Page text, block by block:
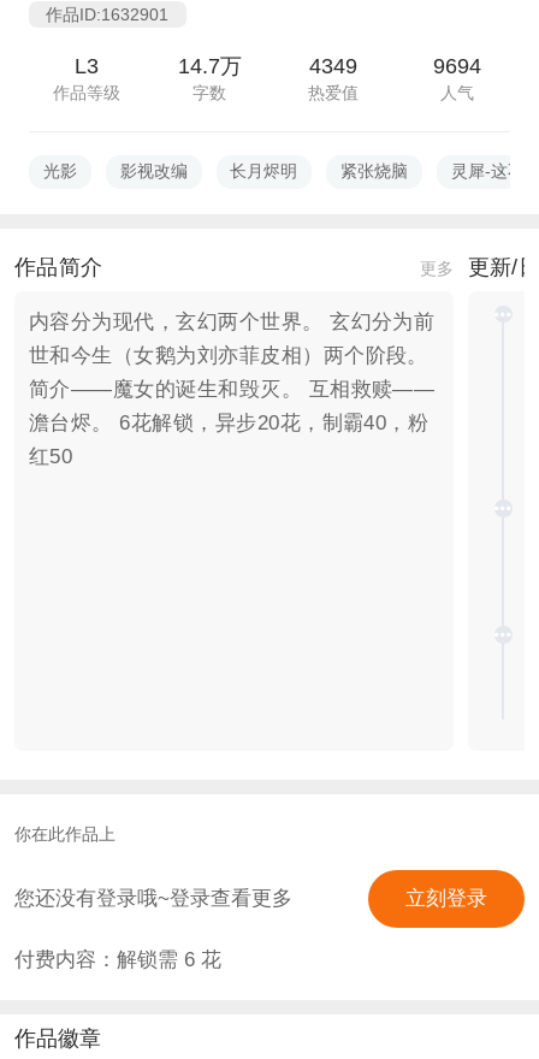
作品ID:1632901
L3
作品等级
14.7万
字数
4349
热爱值
9694
人气
光影 影视改编 长月烬明 紧张烧脑 灵犀-这不
作品简介 更多
内容分为现代，玄幻两个世界。 玄幻分为前
世和今生（女鹅为刘亦菲皮相）两个阶段。
简介——魔女的诞生和毁灭。 互相救赎——
澹台烬。 6花解锁，异步20花，制霸40，粉
红50
更新/
你在此作品上
您还没有登录哦~登录查看更多 立刻登录
付费内容：解锁需 6花
作品徽章